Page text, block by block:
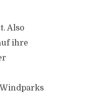
Also
ihre